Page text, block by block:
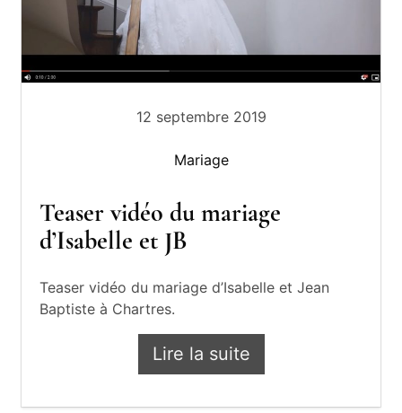
12 septembre 2019
Mariage
Teaser vidéo du mariage
d’Isabelle et JB
Teaser vidéo du mariage d’Isabelle et Jean
Baptiste à Chartres.
Lire la suite
Teaser vidéo du